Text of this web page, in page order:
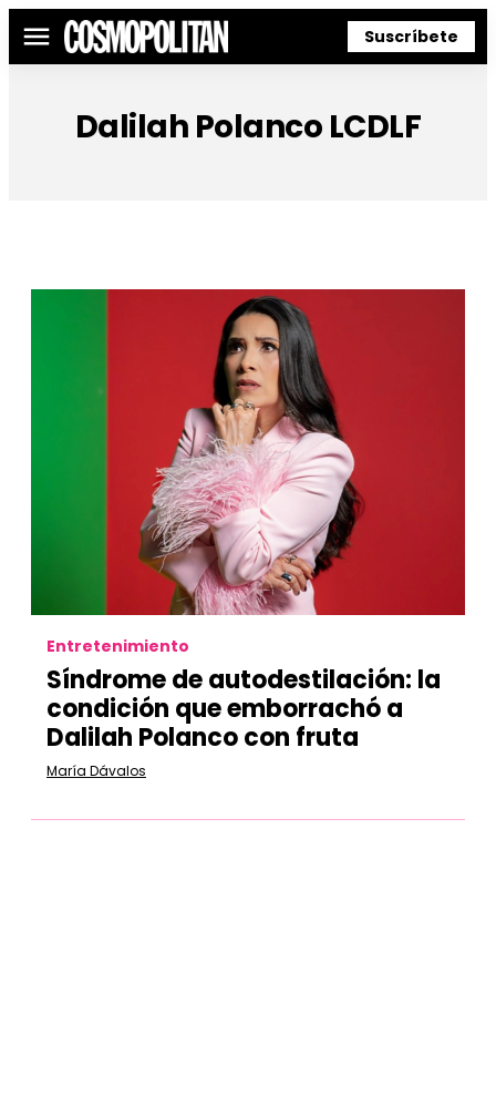
Menú Suscríbete
Dalilah Polanco LCDLF
Entretenimiento
Síndrome de autodestilación: la
condición que emborrachó a
Dalilah Polanco con fruta
María Dávalos